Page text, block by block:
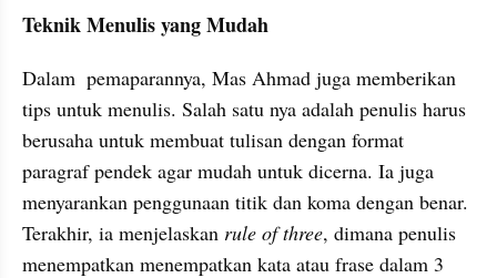
Teknik Menulis yang Mudah
Dalam  pemaparannya, Mas Ahmad juga memberikan
tips untuk menulis. Salah satu nya adalah penulis harus
berusaha untuk membuat tulisan dengan format
paragraf pendek agar mudah untuk dicerna. Ia juga
menyarankan penggunaan titik dan koma dengan benar.
Terakhir, ia menjelaskan rule of three, dimana penulis
menempatkan menempatkan kata atau frase dalam 3